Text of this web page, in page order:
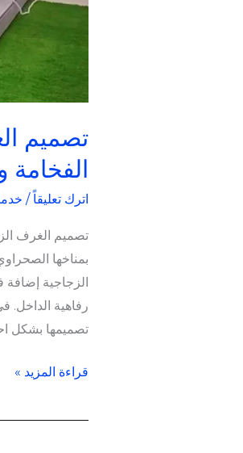
تصميم
الفخامة
اترك تعليقاً /
تصميم الغرف
بمناخها
الزجاجية
رفاهية الداخل.
تصميمها بشكل
قراءة المزيد »